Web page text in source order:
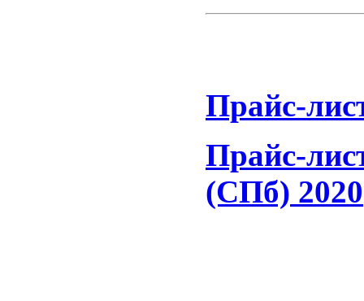
Прайс-
Прайс-
(СПб) 2020